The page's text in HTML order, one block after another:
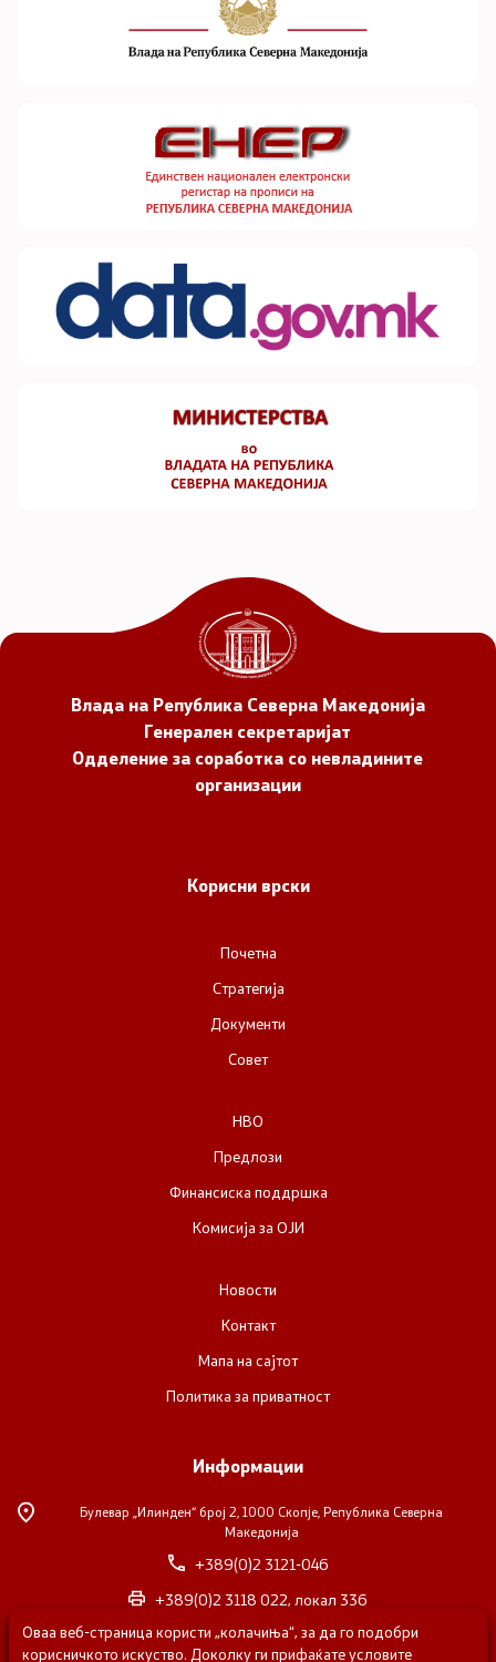
Влада на Република Северна Македонија
Генерален секретаријат
Одделение за соработка со невладините
организации
Корисни врски
Почетна
Стратегија
Документи
Совет
НВО
Предлози
Финансиска поддршка
Комисија за ОЈИ
Новости
Контакт
Мапа на сајтот
Политика за приватност
Информации
Булевар „Илинден“ број 2, 1000 Скопје, Република Северна
Македонија
+389(0)2 3121-046
+389(0)2 3118 022, локал 336
nvosorabotka@gs.gov.mk
Оваа веб-страница користи „колачиња“, за да го подобри
корисничкото искуство. Доколку ги прифаќате условите